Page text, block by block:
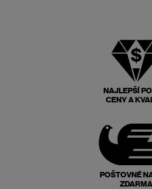
NAJLEPŠÍ
CENY A
POŠTOVNÉ
ZDARMA